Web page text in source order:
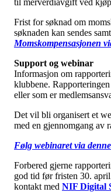
Frist for søknad om
søknaden kan sendes
Momskompensasjonen
Support og webinar
Informasjon om
klubbene.
eller som er
Det vil bli organisert et
med en gjennomgang av
Følg webinaret via
Forbered gjerne
god tid før fristen 30.
kontakt med NIF Digital